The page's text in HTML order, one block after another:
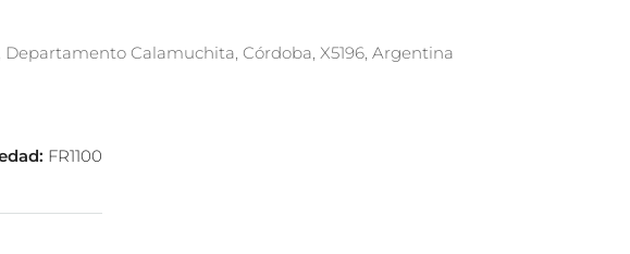
Calamuchita, Córdoba, X5196, Argentina
FR1100